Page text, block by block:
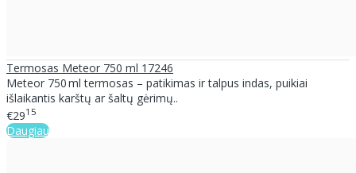
Termosas Meteor 750 ml 17246
Meteor 750 ml termosas – patikimas ir talpus indas, puikiai
išlaikantis karštų ar šaltų gėrimų..
€2915
Daugiau